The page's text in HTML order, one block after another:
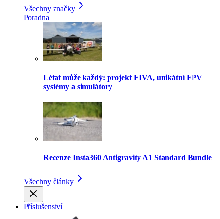
Všechny značky
Poradna
Létat může každý: projekt EIVA, unikátní FPV
systémy a simulátory
Recenze Insta360 Antigravity A1 Standard Bundle
Všechny články
Příslušenství